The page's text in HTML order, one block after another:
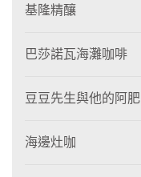
基隆精釀
巴莎諾瓦海灘咖啡
豆豆先生與他的阿肥
海邊灶咖